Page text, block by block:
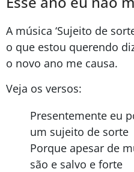
A música ‘Sujeito de
o que estou querendo
o novo ano me causa.
Veja os versos:
Presentemente eu
um sujeito de sorte
Porque apesar de
são e salvo e forte